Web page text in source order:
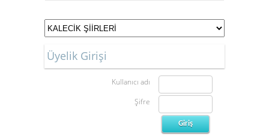
Üyelik Girişi
Kullanıcı adı
Şifre